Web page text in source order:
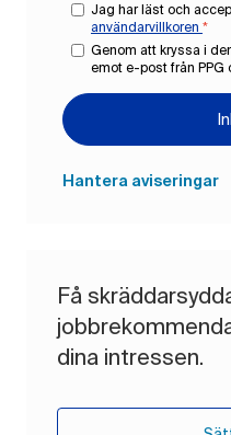
Jag har läst och
användarvillkoren *
Genom att kryssa i
emot e-post från PPG
Hantera aviseringar
Få
dina intressen.